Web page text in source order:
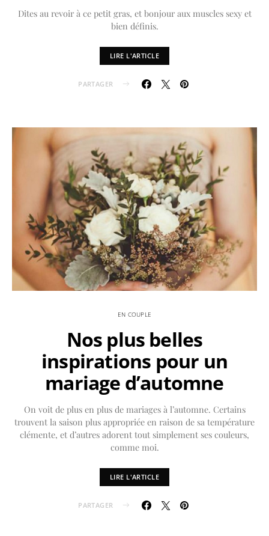
Dites au revoir à ce petit gras, et bonjour aux muscles sexy et
bien définis.
LIRE L'ARTICLE
PARTAGER
EN COUPLE
Nos plus belles
inspirations pour un
mariage d’automne
On voit de plus en plus de mariages à l’automne. Certains
trouvent la saison plus appropriée en raison de sa température
clémente, et d’autres adorent tout simplement ses couleurs,
comme moi.
LIRE L'ARTICLE
PARTAGER